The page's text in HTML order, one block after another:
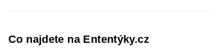
Co najdete na Ententýky.cz